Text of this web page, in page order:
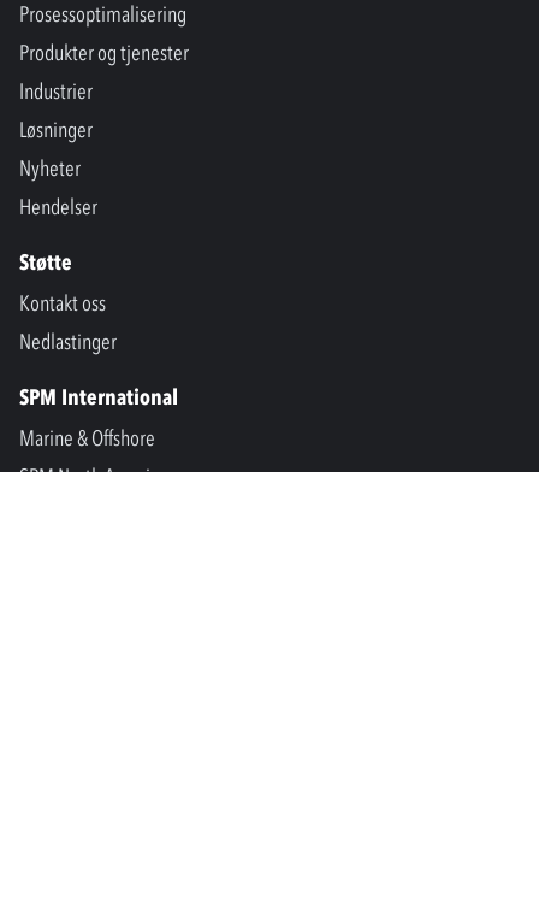
Prosessoptimalisering
Produkter og tjenester
Industrier
Løsninger
Nyheter
Hendelser
Støtte
Kontakt oss
Nedlastinger
SPM International
Marine & Offshore
SPM North America